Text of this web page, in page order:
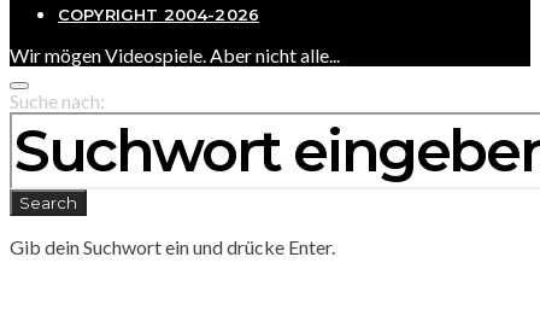
COPYRIGHT 2004-2026
Wir mögen Videospiele. Aber nicht alle...
Suche nach:
Search
Gib dein Suchwort ein und drücke Enter.